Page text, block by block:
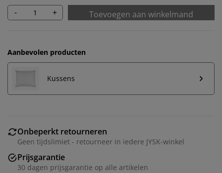
- + Toevoegen aan winkelmand
Aanbevolen producten
Kussens
Onbeperkt retourneren
Geen tijdslimiet - retourneer in iedere JYSK-winkel
Prijsgarantie
30 dagen prijsgarantie op alle artikelen